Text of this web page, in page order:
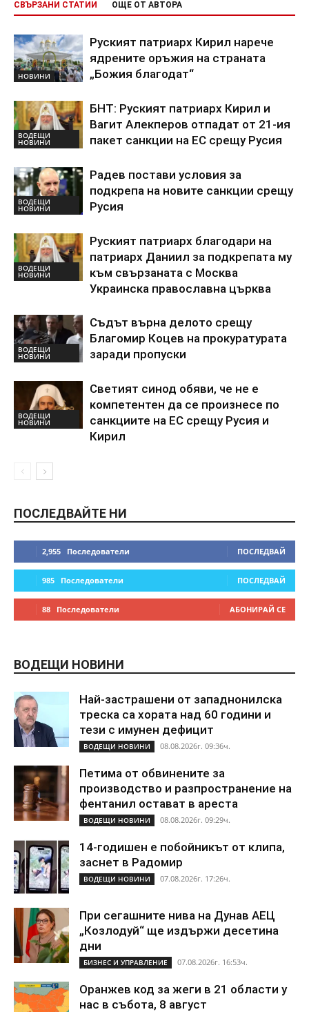
СВЪРЗАНИ СТАТИИ ОЩЕ ОТ АВТОРА
НОВИНИ
Руският патриарх Кирил нарече
ядрените оръжия на страната
„Божия благодат“
ВОДЕЩИ
НОВИНИ
БНТ: Руският патриарх Кирил и
Вагит Алекперов отпадат от 21-ия
пакет санкции на ЕС срещу Русия
ВОДЕЩИ
НОВИНИ
Радев постави условия за
подкрепа на новите санкции срещу
Русия
ВОДЕЩИ
НОВИНИ
Руският патриарх благодари на
патриарх Даниил за подкрепата му
към свързаната с Москва
Украинска православна църква
ВОДЕЩИ
НОВИНИ
Съдът върна делото срещу
Благомир Коцев на прокуратурата
заради пропуски
ВОДЕЩИ
НОВИНИ
Светият синод обяви, че не е
компетентен да се произнесе по
санкциите на ЕС срещу Русия и
Кирил
ПОСЛЕДВАЙТЕ НИ
2,955 Последователи ПОСЛЕДВАЙ
985 Последователи ПОСЛЕДВАЙ
88 Последователи АБОНИРАЙ СЕ
ВОДЕЩИ НОВИНИ
Най-застрашени от западнонилска
треска са хората над 60 години и
тези с имунен дефицит
ВОДЕЩИ НОВИНИ 08.08.2026г. 09:36ч.
Петима от обвинените за
производство и разпространение на
фентанил остават в ареста
ВОДЕЩИ НОВИНИ 08.08.2026г. 09:29ч.
14-годишен е побойникът от клипа,
заснет в Радомир
ВОДЕЩИ НОВИНИ 07.08.2026г. 17:26ч.
При сегашните нива на Дунав АЕЦ
„Козлодуй“ ще издържи десетина
дни
БИЗНЕС И УПРАВЛЕНИЕ 07.08.2026г. 16:53ч.
Оранжев код за жеги в 21 области у
нас в събота, 8 август